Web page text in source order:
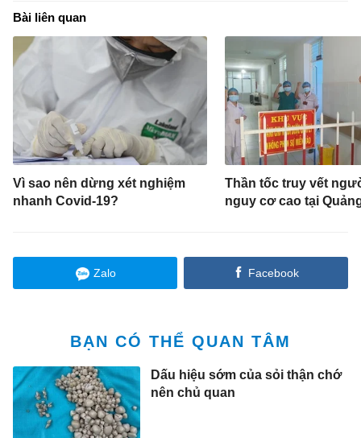
Bài liên quan
Vì sao nên dừng xét nghiệm
nhanh Covid-19?
Thần tốc truy vết
nguy cơ cao tại
Zalo Facebook
BẠN CÓ THỂ QUAN TÂM
Dấu hiệu sớm của sỏi thận chớ
nên chủ quan